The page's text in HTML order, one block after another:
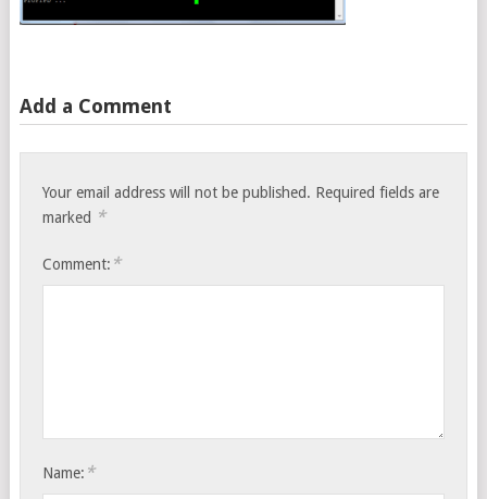
Add a Comment
Your email address will not be published. Required fields are
marked *
Comment: *
Name: *